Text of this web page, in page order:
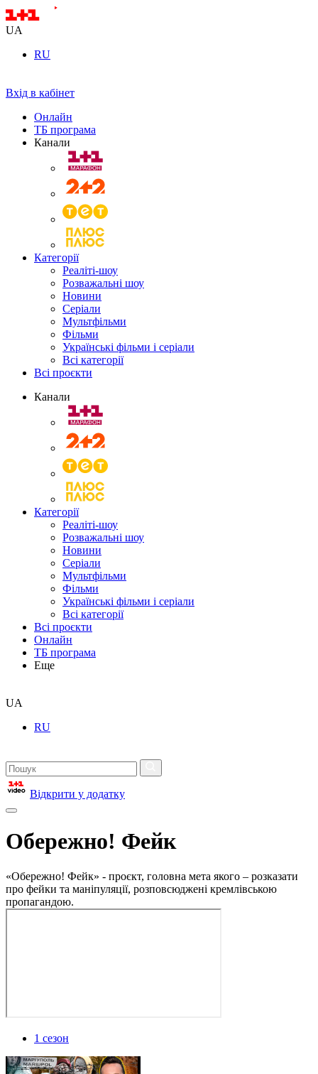
UA
RU
Вхід в кабінет
Онлайн
ТБ програма
Канали
Категорії
Реаліті-шоу
Розважальні шоу
Новини
Серіали
Мультфільми
Фільми
Українські фільми і серіали
Всі категорії
Всі проєкти
Канали
Категорії
Реаліті-шоу
Розважальні шоу
Новини
Серіали
Мультфільми
Фільми
Українські фільми і серіали
Всі категорії
Всі проєкти
Онлайн
ТБ програма
Еще
UA
RU
Відкрити у додатку
Обережно! Фейк
«Обережно! Фейк» - проєкт, головна мета якого – розказати
про фейки та маніпуляції, розповсюджені кремлівською
пропагандою.
1 сезон